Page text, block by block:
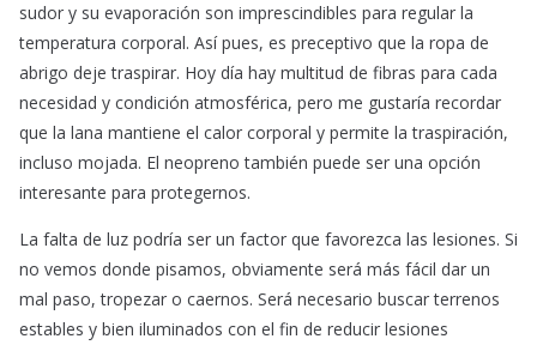
sudor y su evaporación son imprescindibles para regular la
temperatura corporal. Así pues, es preceptivo que la ropa de
abrigo deje traspirar. Hoy día hay multitud de fibras para cada
necesidad y condición atmosférica, pero me gustaría recordar
que la lana mantiene el calor corporal y permite la traspiración,
incluso mojada. El neopreno también puede ser una opción
interesante para protegernos.
La falta de luz podría ser un factor que favorezca las lesiones. Si
no vemos donde pisamos, obviamente será más fácil dar un
mal paso, tropezar o caernos. Será necesario buscar terrenos
estables y bien iluminados con el fin de reducir lesiones